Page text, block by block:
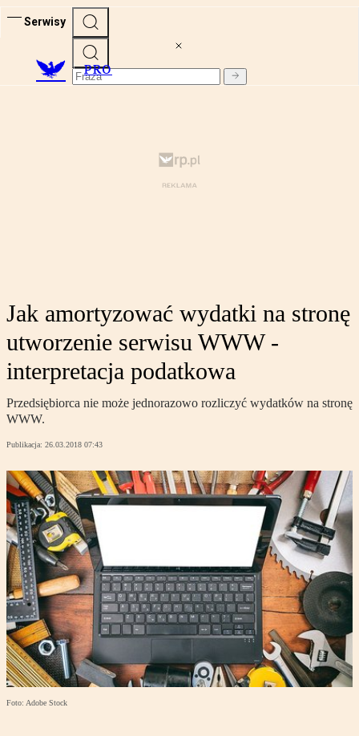
Serwisy
PRO
Jak amortyzować wydatki na stronę
utworzenie serwisu WWW -
interpretacja podatkowa
Przedsiębiorca nie może jednorazowo rozliczyć wydatków na stronę
WWW.
Publikacja: 26.03.2018 07:43
Foto: Adobe Stock